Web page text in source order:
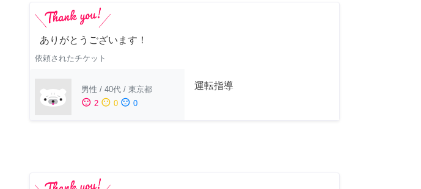
ありがとうございます！
依頼されたチケット
男性 / 40代 / 東京都
sentiment_satisfied 2 sentiment_neutral 0 sentiment_dissatisfied 0
運転指導